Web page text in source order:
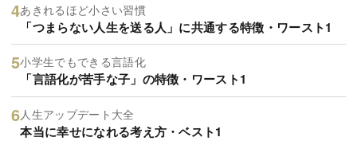
あきれるほど小さい習慣
「つまらない人生を送る人」に共通する特徴・ワースト1
小学生でもできる言語化
「言語化が苦手な子」の特徴・ワースト1
人生アップデート大全
本当に幸せになれる考え方・ベスト1